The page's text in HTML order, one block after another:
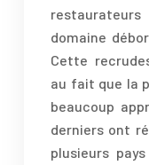
domaine
Cette
au fait que la
beaucoup
derniers ont
plusieurs